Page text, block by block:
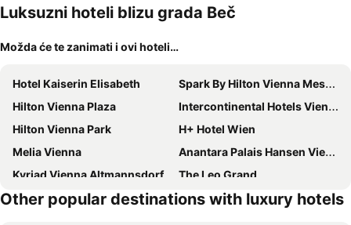
kućni
ljubimci
Luksuzni hoteli blizu grada Beč
Možda će te zanimati i ovi hoteli…
Hotel Kaiserin Elisabeth
Spark By Hilton Vienna Messe Prater
Hilton Vienna Plaza
Intercontinental Hotels Vienna By Ihg
Hilton Vienna Park
H+ Hotel Wien
Melia Vienna
Anantara Palais Hansen Vienna Hotel
Kyriad Vienna Altmannsdorf
The Leo Grand
SO/ Vienna
OEKOTEL Treffpunkt Föhrenhain
Other popular destinations with luxury hotels